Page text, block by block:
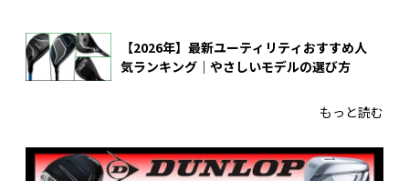
【2026年】最新ユーティリティおすすめ人
気ランキング｜やさしいモデルの選び方
もっと読む